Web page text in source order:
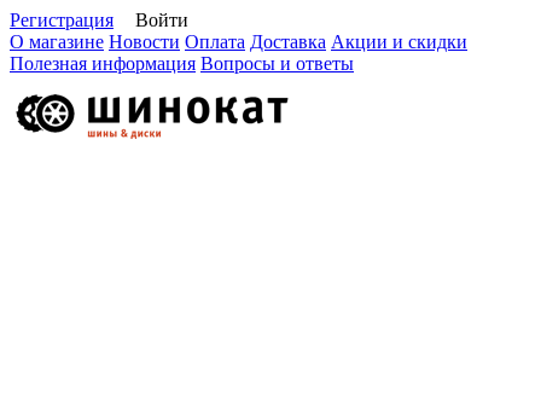
Регистрация
Войти
О магазине Новости Оплата Доставка Акции и скидки
Полезная информация Вопросы и ответы